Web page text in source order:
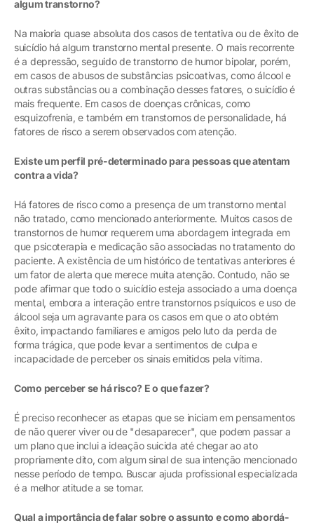
algum transtorno?
Na maioria quase absoluta dos casos de tentativa ou de êxito de
suicídio há algum transtorno mental presente. O mais recorrente
é a depressão, seguido de transtorno de humor bipolar, porém,
em casos de abusos de substâncias psicoativas, como álcool e
outras substâncias ou a combinação desses fatores, o suicídio é
mais frequente. Em casos de doenças crônicas, como
esquizofrenia, e também em transtornos de personalidade, há
fatores de risco a serem observados com atenção.
Existe um perfil pré-determinado para pessoas que atentam
contra a vida?
Há fatores de risco como a presença de um transtorno mental
não tratado, como mencionado anteriormente. Muitos casos de
transtornos de humor requerem uma abordagem integrada em
que psicoterapia e medicação são associadas no tratamento do
paciente. A existência de um histórico de tentativas anteriores é
um fator de alerta que merece muita atenção. Contudo, não se
pode afirmar que todo o suicídio esteja associado a uma doença
mental, embora a interação entre transtornos psíquicos e uso de
álcool seja um agravante para os casos em que o ato obtém
êxito, impactando familiares e amigos pelo luto da perda de
forma trágica, que pode levar a sentimentos de culpa e
incapacidade de perceber os sinais emitidos pela vítima.
Como perceber se há risco? E o que fazer?
É preciso reconhecer as etapas que se iniciam em pensamentos
de não querer viver ou de "desaparecer", que podem passar a
um plano que inclui a ideação suicida até chegar ao ato
propriamente dito, com algum sinal de sua intenção mencionado
nesse período de tempo. Buscar ajuda profissional especializada
é a melhor atitude a se tomar.
Qual a importância de falar sobre o assunto e como abordá-